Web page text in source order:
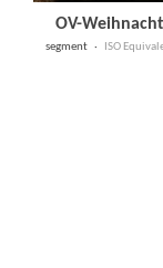
OV-
segment · ISO